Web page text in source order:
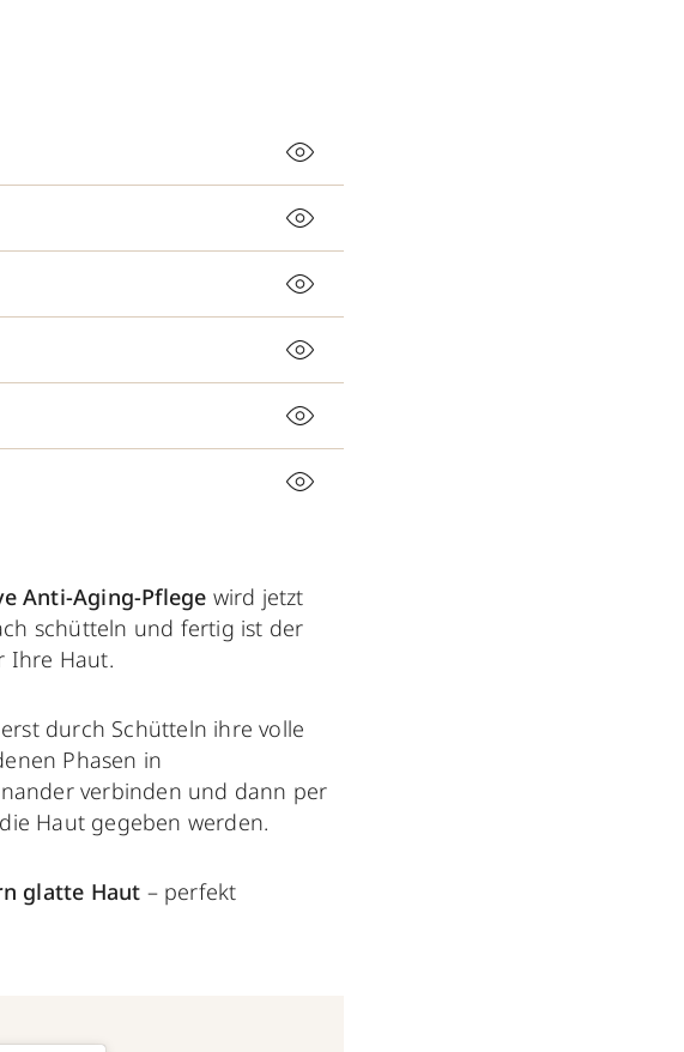
Anti-Aging-Pflege wird jetzt
schütteln und fertig ist der
Ihre Haut.
durch Schütteln ihre volle
Phasen in
verbinden und dann per
Haut gegeben werden.
glatte Haut – perfekt